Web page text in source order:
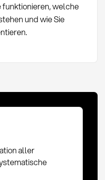
welche
und wie Sie
aller